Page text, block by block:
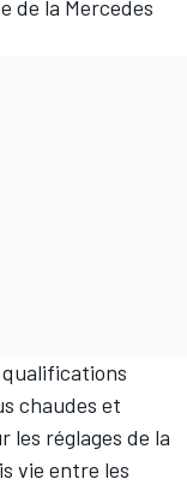
de la Mercedes
qualifications
chaudes et
les réglages de la
vie entre les